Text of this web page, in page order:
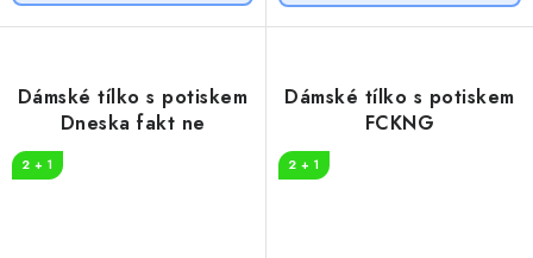
Dámské tílko s potiskem
Dneska fakt ne
2 + 1
Dámské tílko s potiskem
FCKNG
2 + 1